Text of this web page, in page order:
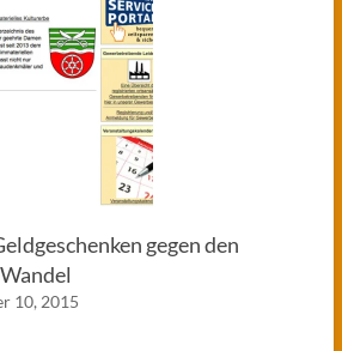
gegen den
10, 2015